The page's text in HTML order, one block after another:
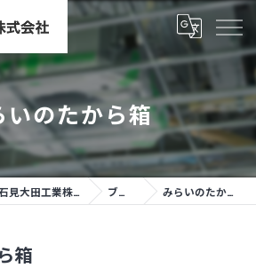
いのたから箱
大阪で軽天工事なら石見大田工業株式会社 ブログ みらいのたから箱
箱